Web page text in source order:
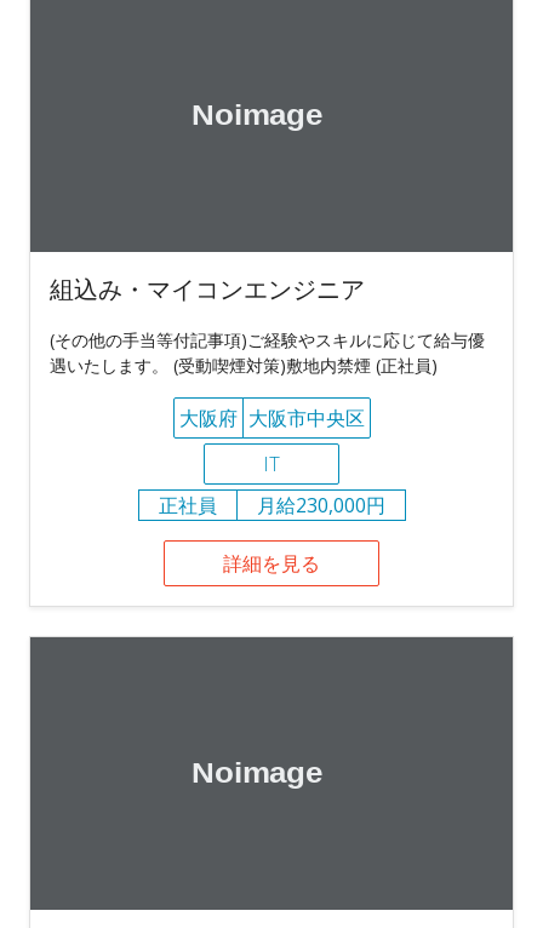
組込み・マイコンエンジニア
(その他の手当等付記事項)ご経験やスキルに応じて給与優
遇いたします。 (受動喫煙対策)敷地内禁煙 (正社員)
大阪府 大阪市中央区
IT
正社員
月給230,000円
詳細を見る